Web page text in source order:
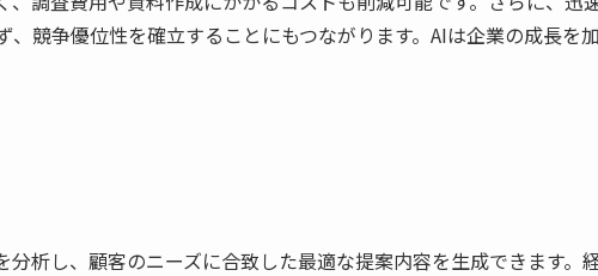
競争優位性を確立することにもつながります。AIは企業の成長を加
析し、顧客のニーズに合致した最適な提案内容を生成できます。